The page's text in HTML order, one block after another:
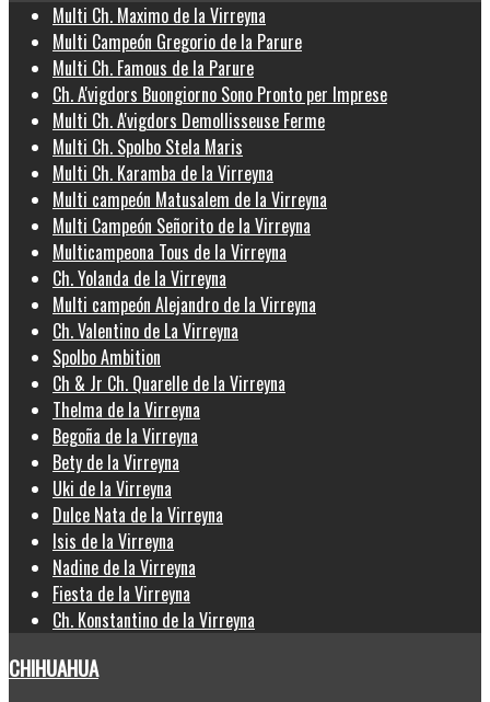
Multi Ch. Maximo de la Virreyna
Multi Campeón Gregorio de la Parure
Multi Ch. Famous de la Parure
Ch. A'vigdors Buongiorno Sono Pronto per Imprese
Multi Ch. A'vigdors Demollisseuse Ferme
Multi Ch. Spolbo Stela Maris
Multi Ch. Karamba de la Virreyna
Multi campeón Matusalem de la Virreyna
Multi Campeón Señorito de la Virreyna
Multicampeona Tous de la Virreyna
Ch. Yolanda de la Virreyna
Multi campeón Alejandro de la Virreyna
Ch. Valentino de La Virreyna
Spolbo Ambition
Ch & Jr Ch. Quarelle de la Virreyna
Thelma de la Virreyna
Begoña de la Virreyna
Bety de la Virreyna
Uki de la Virreyna
Dulce Nata de la Virreyna
Isis de la Virreyna
Nadine de la Virreyna
Fiesta de la Virreyna
Ch. Konstantino de la Virreyna
CHIHUAHUA